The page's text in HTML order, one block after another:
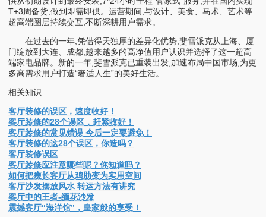
T+3周备货,做到即需即供。运营期间,与设计、美食、马术、艺术等
超高端圈层持续交互,不断深耕用户需求。
在过去的一年,凭借得天独厚的差异化优势,斐雪派克从上海、厦
门绽放到大连、成都,越来越多的高净值用户认识并选择了这一超高
端家电品牌。新的一年,斐雪派克已重装出发,加速布局中国市场,为更
多高需求用户打造“奢适人生”的美好生活。
相关知识
客厅装修的误区，速度收好！
客厅装修的28个误区，赶紧收好！
客厅装修的常见错误 今后一定要避免！
客厅装修的这28个误区，你造吗？
客厅装修误区
客厅装修应注意哪些呢？你知道吗？
如何把瘦长客厅从鸡肋变为实用空间
客厅沙发摆放风水 转运方法有讲究
客厅中的王者-缅花沙发
震撼客厅“海洋馆”，皇家般的享受！